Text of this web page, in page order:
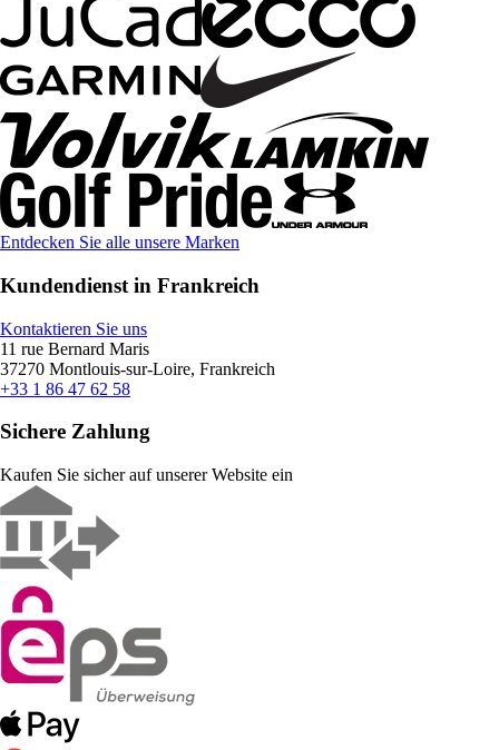
Entdecken Sie alle unsere Marken
Kundendienst in Frankreich
Kontaktieren Sie uns
11 rue Bernard Maris
37270 Montlouis-sur-Loire, Frankreich
+33 1 86 47 62 58
Sichere Zahlung
Kaufen Sie sicher auf unserer Website ein